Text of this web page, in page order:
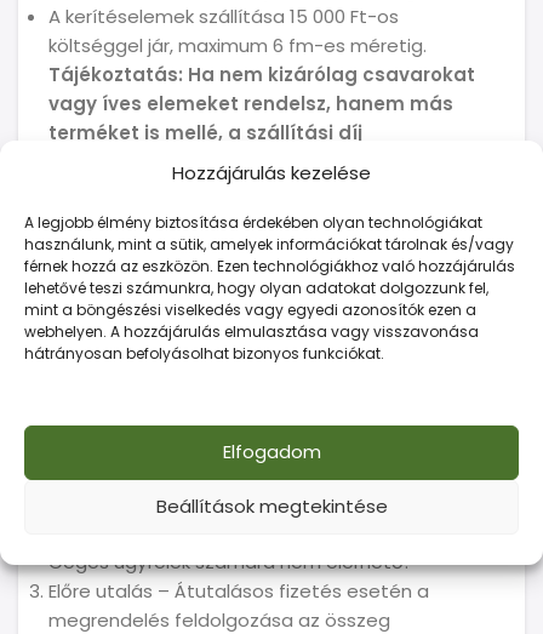
Hozzájárulás kezelése
A legjobb élmény biztosítása érdekében olyan technológiákat
használunk, mint a sütik, amelyek információkat tárolnak és/vagy
férnek hozzá az eszközön. Ezen technológiákhoz való hozzájárulás
lehetővé teszi számunkra, hogy olyan adatokat dolgozzunk fel,
mint a böngészési viselkedés vagy egyedi azonosítók ezen a
webhelyen. A hozzájárulás elmulasztása vagy visszavonása
hátrányosan befolyásolhat bizonyos funkciókat.
Elfogadom
Beállítások megtekintése
A kerítéselemek szállítása 15 000 Ft-os
költséggel jár, maximum 6 fm-es méretig.
Tájékoztatás: Ha nem kizárólag csavarokat
vagy íves elemeket rendelsz, hanem más
terméket is mellé, a szállítási díj
automatikusan 15 000 Ft lesz.
Fizetés
Webáruházunk a következő fizetési
lehetőségeket kínálja:
Bankkártyás online fizetés – A biztonságos
Barion rendszerén keresztül tudsz fizetni, mint
Céges ügyfelek számára nem elérhető!
Előre utalás – Átutalásos fizetés esetén a
megrendelés feldolgozása az összeg